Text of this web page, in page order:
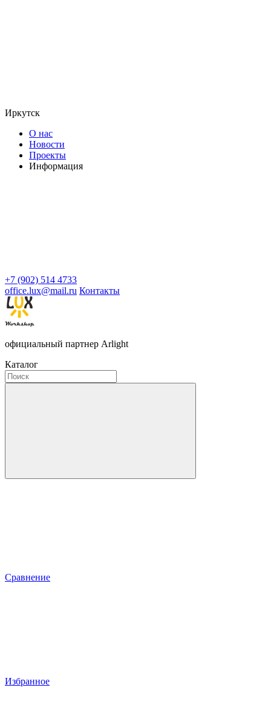
Иркутск
О нас
Новости
Проекты
Информация
+7 (902) 514 4733
office.lux@mail.ru Контакты
официальный партнер Arlight
Каталог
Сравнение
Избранное